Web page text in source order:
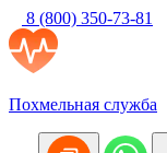
8 (800) 350-73-81
Похмельная служба